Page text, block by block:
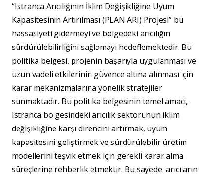
“Istranca Arıcılığının İklim Değişikliğine Uyum
Kapasitesinin Artırılması (PLAN ARI) Projesi” bu
hassasiyeti gidermeyi ve bölgedeki arıcılığın
sürdürülebilirliğini sağlamayı hedeflemektedir. Bu
politika belgesi, projenin başarıyla uygulanması ve
uzun vadeli etkilerinin güvence altına alınması için
karar mekanizmalarına yönelik stratejiler
sunmaktadır. Bu politika belgesinin temel amacı,
Istranca bölgesindeki arıcılık sektörünün iklim
değişikliğine karşı direncini artırmak, uyum
kapasitesini geliştirmek ve sürdürülebilir üretim
modellerini teşvik etmek için gerekli karar alma
süreçlerine rehberlik etmektir. Bu sayede, arıcıların